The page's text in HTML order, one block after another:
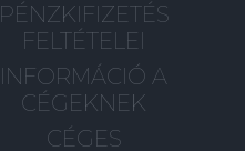
PÉNZKIFIZETÉS
FELTÉTELEI
INFORMÁCIÓ A
CÉGEKNEK
CÉGES